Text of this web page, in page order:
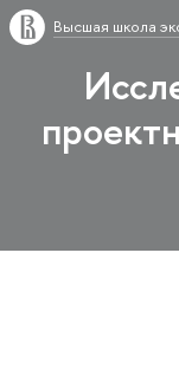
Высшая школа